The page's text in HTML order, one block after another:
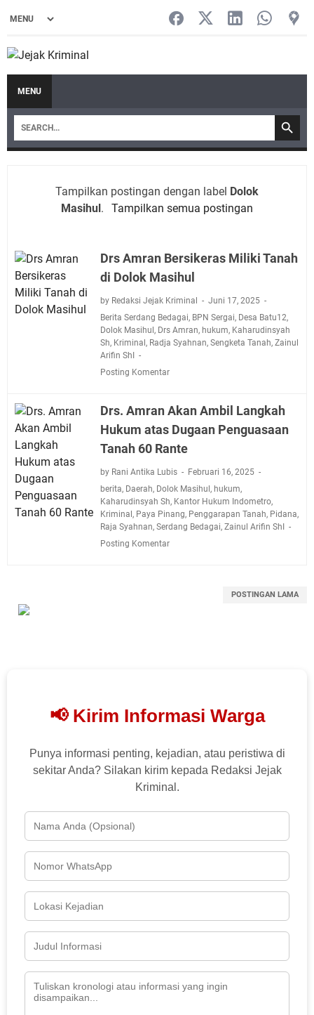
MENU
Tampilkan postingan dengan label Dolok
Masihul. Tampilkan semua postingan
Drs Amran Bersikeras Miliki Tanah
di Dolok Masihul
by Redaksi Jejak Kriminal
Juni 17, 2025
Berita Serdang Bedagai, BPN Sergai, Desa Batu12,
Dolok Masihul, Drs Amran, hukum, Kaharudinsyah
Sh, Kriminal, Radja Syahnan, Sengketa Tanah, Zainul
Arifin ShI
Posting Komentar
Drs. Amran Akan Ambil Langkah
Hukum atas Dugaan Penguasaan
Tanah 60 Rante
by Rani Antika Lubis
Februari 16, 2025
berita, Daerah, Dolok Masihul, hukum,
Kaharudinsyah Sh, Kantor Hukum Indometro,
Kriminal, Paya Pinang, Penggarapan Tanah, Pidana,
Raja Syahnan, Serdang Bedagai, Zainul Arifin ShI
Posting Komentar
POSTINGAN LAMA
📢 Kirim Informasi Warga
Punya informasi penting, kejadian, atau peristiwa di
sekitar Anda? Silakan kirim kepada Redaksi Jejak
Kriminal.